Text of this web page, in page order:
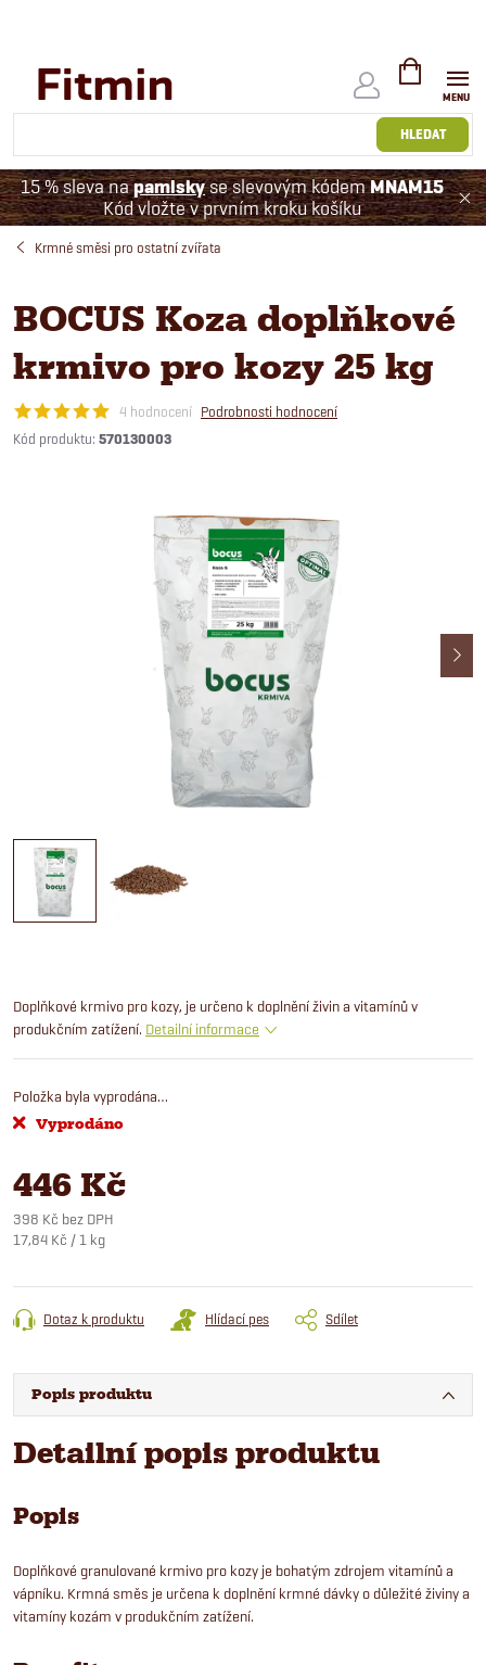
HLEDAT
NÁKUPNÍ
KOŠÍK
15 % sleva napamlskyse slevovým kódemMNAM15
Kód vložte v prvním kroku košíku
Krmné směsi pro ostatní zvířata
BOCUS Koza doplňkové
krmivo pro kozy 25 kg
4 hodnocení Podrobnosti hodnocení
Kód produktu: 570130003
Doplňkové krmivo pro kozy, je určeno k doplnění živin a vitamínů v
produkčním zatížení. Detailní informace
Položka byla vyprodána…
Vyprodáno
446 Kč
398 Kč bez DPH
Měrná
17,84 Kč / 1 kg
Dotaz k produktu Hlídací pes Sdílet
Popis produktu
Detailní popis produktu
Popis
Doplňkové granulované krmivo pro kozy je bohatým zdrojem vitamínů a
vápníku. Krmná směs je určena k doplnění krmné dávky o důležité živiny a
vitamíny kozám v produkčním zatížení.